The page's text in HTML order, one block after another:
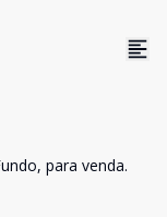
para venda.